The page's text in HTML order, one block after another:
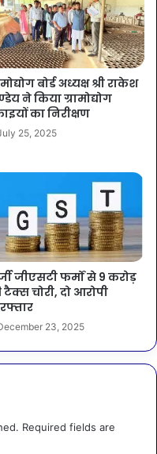
बोर्ड अध्यक्ष श्री राकेश
ने किया ग्रामोद्योग
का निरीक्षण
25, 2025
जीएसटी फर्मों से 9 करोड़
टैक्स चोरी, दो आरोपी
23, 2025
Required fields are